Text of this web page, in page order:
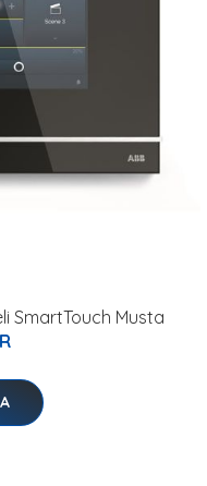
SmartTouch Musta